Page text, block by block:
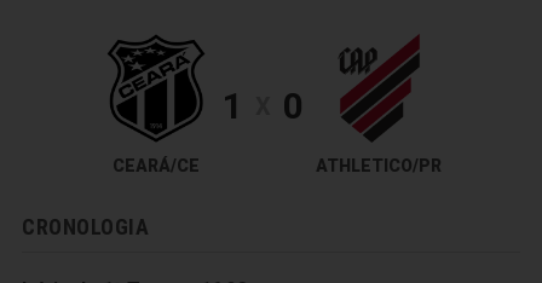
CEARÁ/CE
1 0
ATHLETICO/PR
CRONOLOGIA